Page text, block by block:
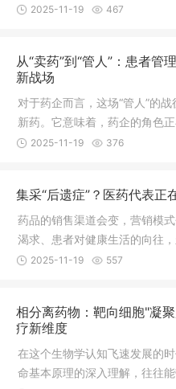
应链的“暗战”，胜负手在于谁
2025-11-19 467
从“卖药”到“管人”：患者管
新战场
对于药企而言，这场“管人”的
新药。它意味着，药企的角色
一个温暖的“全病程管理伙伴”华
2025-11-19 376
集采“后遗症”？医药代表正
药品的销售渠道会变，营销模
渴求、患者对健康生活的向往
变的根本，谁就能在未来的医药
2025-11-19 557
相分离药物：靶向细胞"凝
疗新维度
在这个生物学认知飞速发展的
命基本原理的深入理解，往往